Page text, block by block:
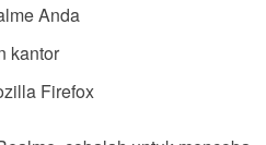
Anda
kantor
Firefox